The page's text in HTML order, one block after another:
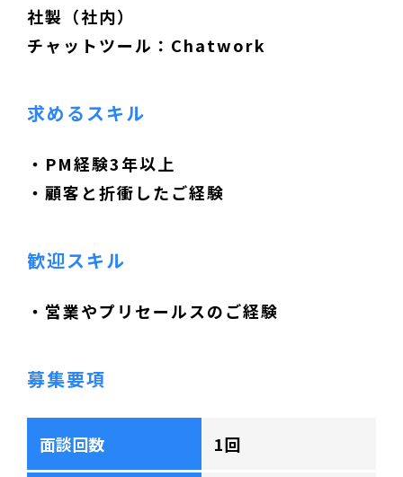
社製（社内）
チャットツール：Chatwork
求めるスキル
・PM経験3年以上
・顧客と折衝したご経験
歓迎スキル
・営業やプリセールスのご経験
募集要項
面談回数 1回